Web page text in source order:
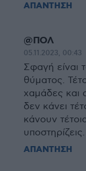
ΑΠΑΝΤΗΣΗ
@ΠΟΛ
05.11.2023, 00:43
Σφαγή είναι
θύματος.
χαμάδες και
δεν κάνει
κάνουν
υποστηρίζεις.
ΑΠΑΝΤΗΣΗ